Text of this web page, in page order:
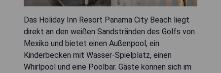
Das Holiday Inn Resort Panama City Beach liegt
direkt an den weißen Sandstränden des Golfs von
Mexiko und bietet einen Außenpool, ein
Kinderbecken mit Wasser-Spielplatz, einen
Whirlpool und eine Poolbar. Gäste können sich im